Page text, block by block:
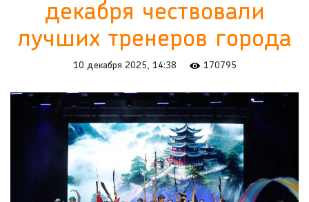
декабря чествовали
лучших тренеров города
10 декабря 2025, 14:38 170795